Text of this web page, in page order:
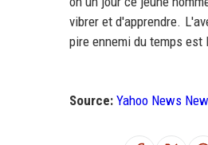
vibrer et d'apprendre.
pire ennemi du temps
Source: Yahoo News